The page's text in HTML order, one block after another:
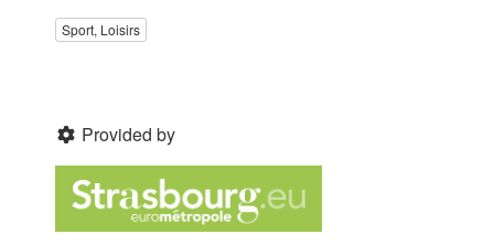
Sport, Loisirs
Provided by